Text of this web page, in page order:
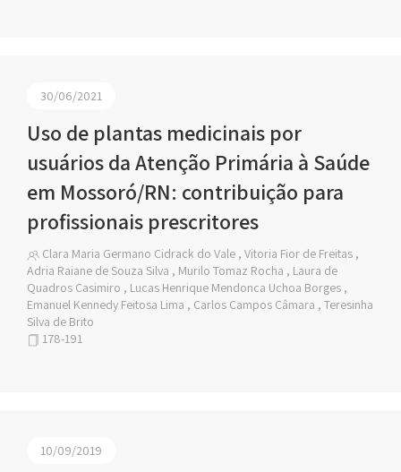
30/06/2021
Uso de plantas medicinais por
usuários da Atenção Primária à Saúde
em Mossoró/RN: contribuição para
profissionais prescritores
Clara Maria Germano Cidrack do Vale , Vitoria Fior de Freitas ,
Adria Raiane de Souza Silva , Murilo Tomaz Rocha , Laura de
Quadros Casimiro , Lucas Henrique Mendonca Uchoa Borges ,
Emanuel Kennedy Feitosa Lima , Carlos Campos Câmara , Teresinha
Silva de Brito
178-191
10/09/2019